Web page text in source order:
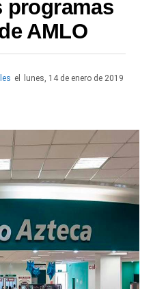
programas
AMLO
el lunes, 14 de enero de 2019